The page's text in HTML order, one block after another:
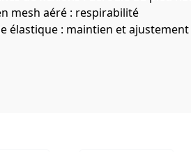
mesh aéré : respirabilité
élastique : maintien et ajustement